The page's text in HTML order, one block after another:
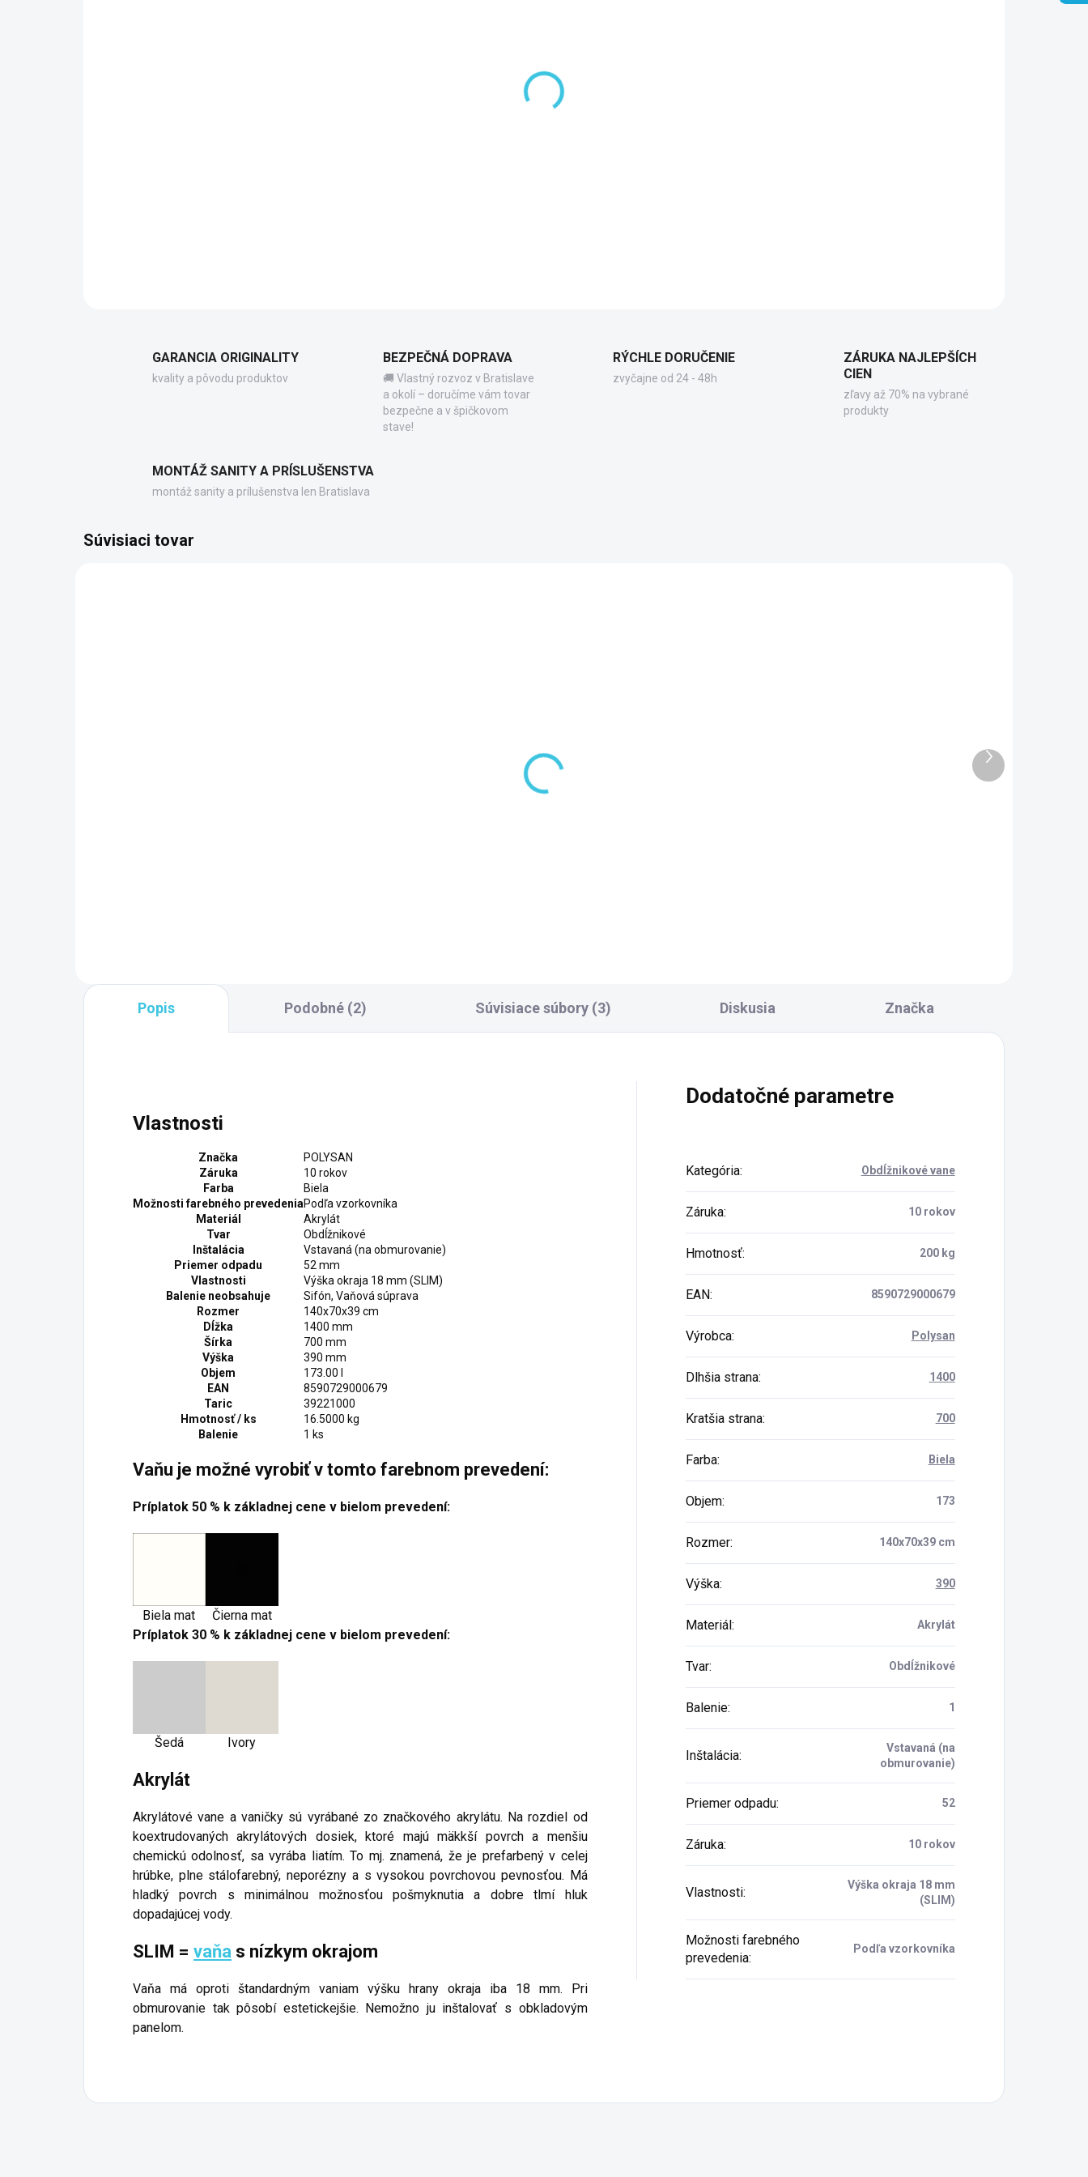
DETAILNÉ INFORMÁCIE
GARANCIA ORIGINALITY
kvality a pôvodu produktov
BEZPEČNÁ DOPRAVA
🚚 Vlastný rozvoz v Bratislave
a okolí – doručíme vám tovar
bezpečne a v špičkovom
stave!
RÝCHLE DORUČENIE
zvyčajne od 24 - 48h
ZÁRUKA NAJLEPŠÍCH
CIEN
zľavy až 70% na vybrané
produkty
MONTÁŽ SANITY A PRÍSLUŠENSTVA
montáž sanity a prílušenstva len Bratislava
Súvisiaci tovar
DNÍ
(100 KS)
Ďalší
produkt
Popis Podobné (2) Súvisiace súbory (3) Diskusia Značka
Vlastnosti
Značka
POLYSAN
Záruka
10 rokov
Farba
Biela
Možnosti farebného prevedeniaPodľa vzorkovníka
Materiál
Akrylát
Tvar
Obdĺžnikové
Inštalácia
Vstavaná (na obmurovanie)
Priemer odpadu
52 mm
Vlastnosti
Výška okraja 18 mm (SLIM)
Balenie neobsahuje
Sifón, Vaňová súprava
Rozmer
140x70x39 cm
Dĺžka
1400 mm
Šírka
700 mm
Výška
390 mm
Objem
173.00 l
EAN
8590729000679
Taric
39221000
Hmotnosť / ks
16.5000 kg
Balenie
1 ks
Vaňu je možné vyrobiť v tomto farebnom prevedení:
Príplatok 50 % k základnej cene v bielom prevedení:
Biela mat
Čierna mat
Príplatok 30 % k základnej cene v bielom prevedení:
Šedá Ivory
Akrylát
Akrylátové vane a vaničky sú vyrábané zo značkového akrylátu. Na rozdiel od
koextrudovaných akrylátových dosiek, ktoré majú mäkkší povrch a menšiu
chemickú odolnosť, sa vyrába liatím. To mj. znamená, že je prefarbený v celej
hrúbke, plne stálofarebný, neporézny a s vysokou povrchovou pevnosťou. Má
hladký povrch s minimálnou možnosťou pošmyknutia a dobre tlmí hluk
dopadajúcej vody.
SLIM = vaňa s nízkym okrajom
Vaňa má oproti štandardným vaniam výšku hrany okraja iba 18 mm. Pri
obmurovanie tak pôsobí estetickejšie. Nemožno ju inštalovať s obkladovým
panelom.
Dodatočné parametre
Kategória: Obdĺžnikové vane
Záruka: 10 rokov
Hmotnosť: 200 kg
EAN: 8590729000679
Výrobca: Polysan
Dlhšia strana: 1400
Kratšia strana: 700
Farba: Biela
Objem: 173
Rozmer: 140x70x39 cm
Výška: 390
Materiál: Akrylát
Tvar: Obdĺžnikové
Balenie: 1
Inštalácia:
Vstavaná (na
obmurovanie)
Priemer odpadu: 52
Záruka: 10 rokov
Vlastnosti:
Výška okraja 18 mm
(SLIM)
Možnosti farebného
prevedenia:
Podľa vzorkovníka